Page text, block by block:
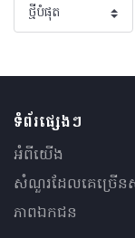
ទំព័រផ្សេងៗ
អំពីយើង
សំណួរ​ដែលគេ​ច្រើន​
ភាពឯកជន